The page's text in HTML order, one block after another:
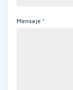
Mensaje *